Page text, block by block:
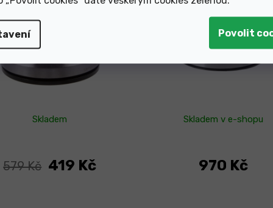
Skladem
579 Kč 419 Kč
Skladem v e-shopu
970 Kč